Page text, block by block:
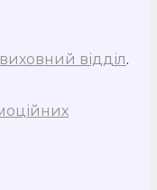
відділ.